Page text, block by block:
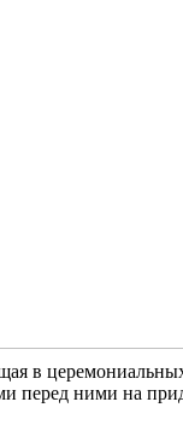
в
перед ними на